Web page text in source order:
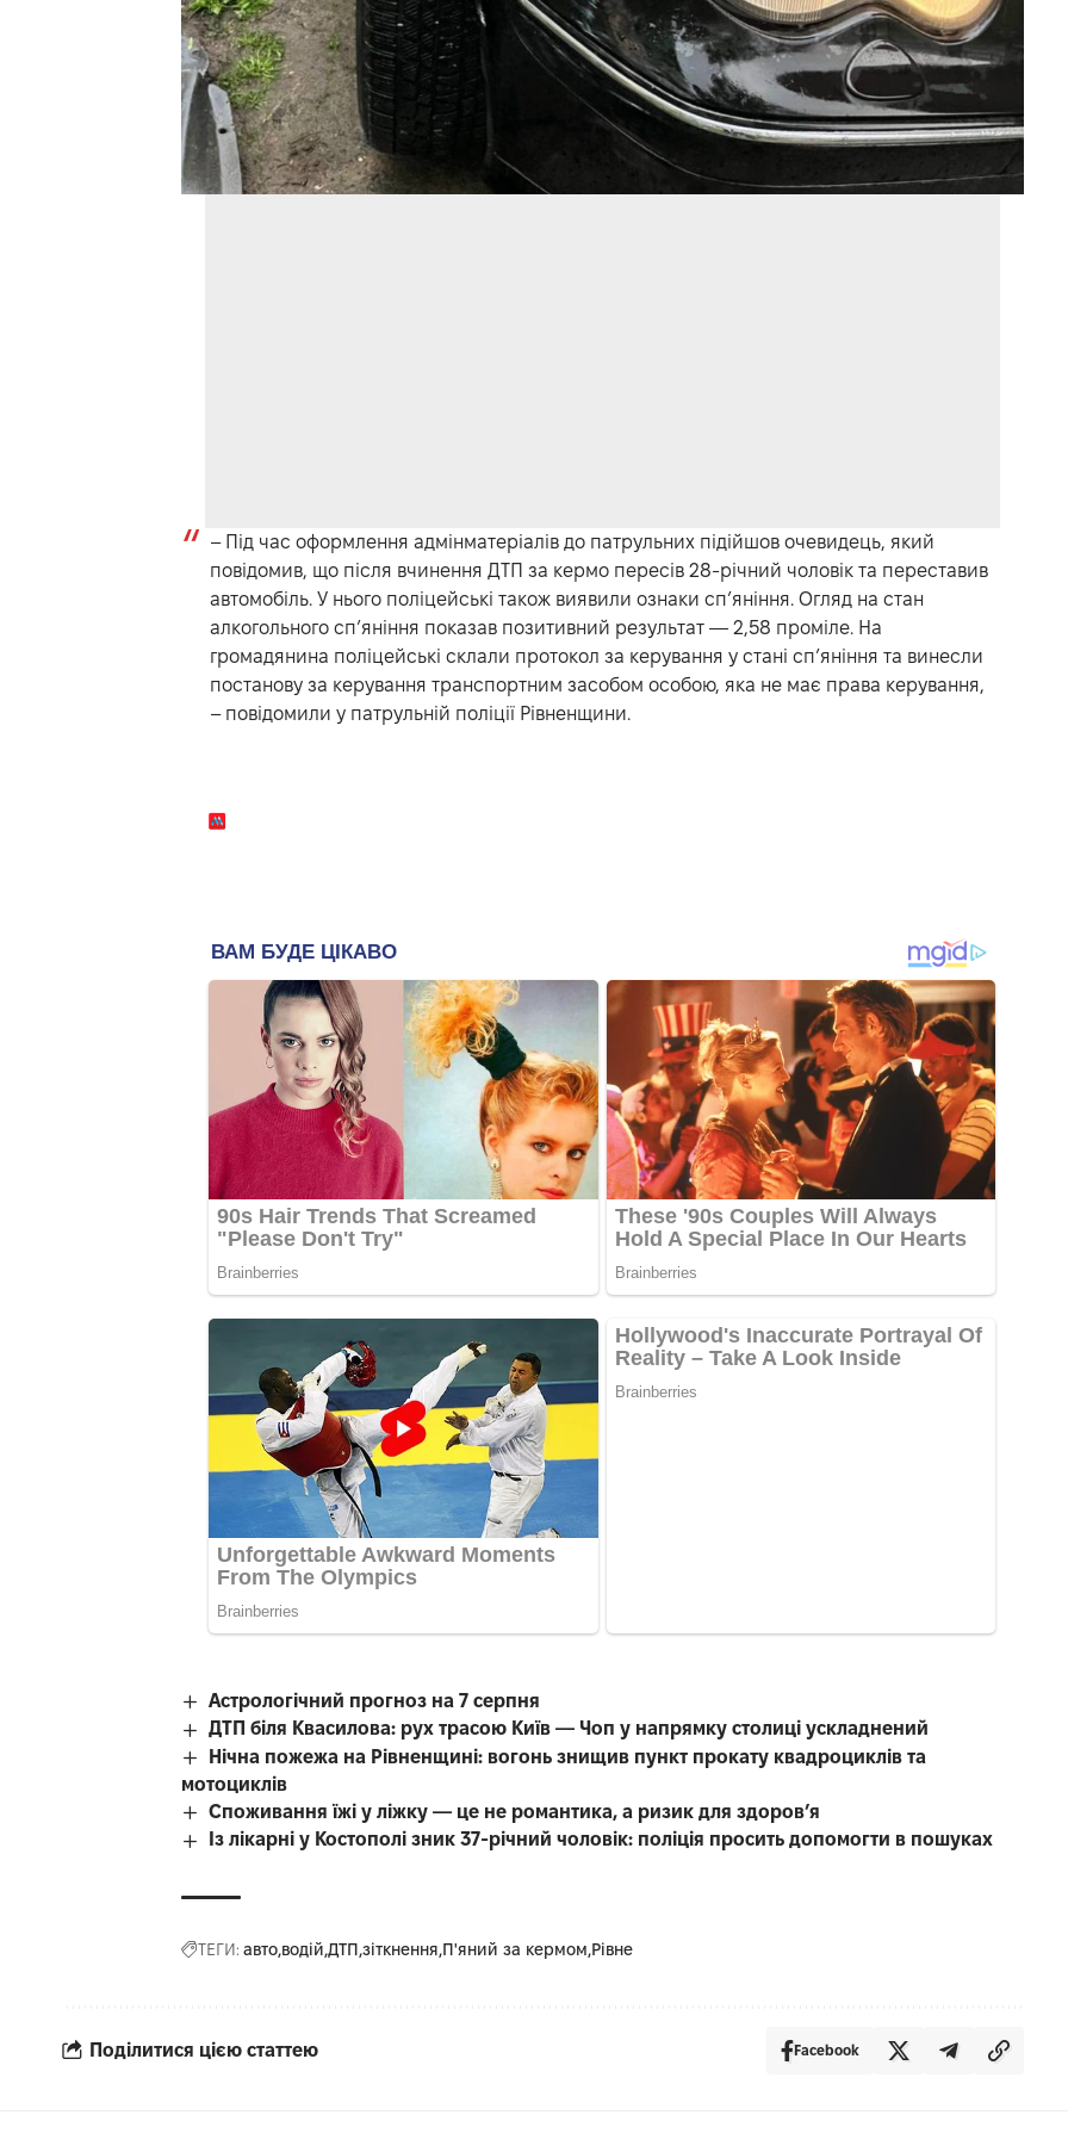
– Під час оформлення адмінматеріалів до патрульних підійшов очевидець, який
повідомив, що після вчинення ДТП за кермо пересів 28-річний чоловік та переставив
автомобіль. У нього поліцейські також виявили ознаки спʼяніння. Огляд на стан
алкогольного сп’яніння показав позитивний результат — 2,58 проміле. На
громадянина поліцейські склали протокол за керування у стані спʼяніння та винесли
постанову за керування транспортним засобом особою, яка не має права керування,
– повідомили у патрульній поліції Рівненщини.
Астрологічний прогноз на 7 серпня
ДТП біля Квасилова: рух трасою Київ — Чоп у напрямку столиці ускладнений
Нічна пожежа на Рівненщині: вогонь знищив пункт прокату квадроциклів та
мотоциклів
Споживання їжі у ліжку — це не романтика, а ризик для здоров’я
Із лікарні у Костополі зник 37-річний чоловік: поліція просить допомогти в пошуках
ТЕГИ: авто водій ДТП зіткнення П'яний за кермом Рівне
Поділитися цією статтею Facebook